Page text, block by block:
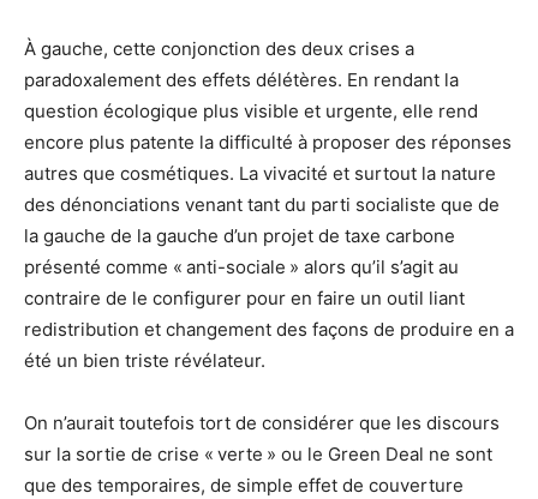
À gauche, cette conjonction des deux crises a
paradoxalement des effets délétères. En rendant la
question écologique plus visible et urgente, elle rend
encore plus patente la difficulté à proposer des réponses
autres que cosmétiques. La vivacité et surtout la nature
des dénonciations venant tant du parti socialiste que de
la gauche de la gauche d’un projet de taxe carbone
présenté comme « anti-sociale » alors qu’il s’agit au
contraire de le configurer pour en faire un outil liant
redistribution et changement des façons de produire en a
été un bien triste révélateur.
On n’aurait toutefois tort de considérer que les discours
sur la sortie de crise « verte » ou le Green Deal ne sont
que des temporaires, de simple effet de couverture